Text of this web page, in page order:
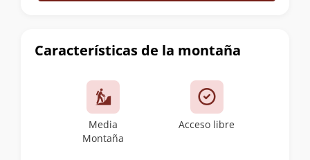
Características de la montaña
Media
Montaña
Acceso libre